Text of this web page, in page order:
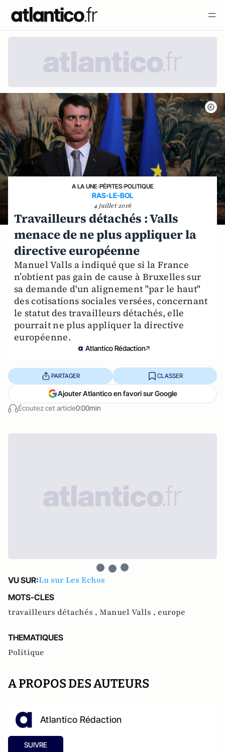
A LA UNE›PÉPITES›POLITIQUE
RAS-LE-BOL
4 juillet 2016
Travailleurs détachés : Valls
menace de ne plus appliquer la
directive européenne
Manuel Valls a indiqué que si la France
n’obtient pas gain de cause à Bruxelles sur
sa demande d'un alignement "par le haut"
des cotisations sociales versées, concernant
le statut des travailleurs détachés, elle
pourrait ne plus appliquer la directive
européenne.
Atlantico Rédaction
Écoutez cet article0:00min
PARTAGER CLASSER
Ajouter Atlantico en favori sur Google
VU SUR:Lu sur Les Echos
MOTS-CLES
travailleurs détachés , Manuel Valls , europe
THEMATIQUES
Politique
A PROPOS DES AUTEURS
Atlantico Rédaction
SUIVRE